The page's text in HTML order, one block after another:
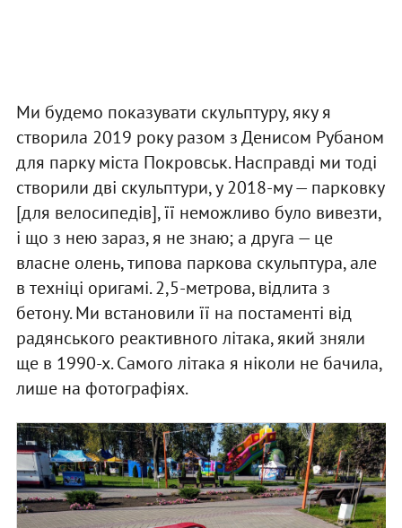
Ми будемо показувати скульптуру, яку я
створила 2019 року разом з Денисом Рубаном
для парку міста Покровськ. Насправді ми тоді
створили дві скульптури, у 2018-му — парковку
[для велосипедів], її неможливо було вивезти,
і що з нею зараз, я не знаю; а друга — це
власне олень, типова паркова скульптура, але
в техніці оригамі. 2,5-метрова, відлита з
бетону. Ми встановили її на постаменті від
радянського реактивного літака, який зняли
ще в 1990-х. Самого літака я ніколи не бачила,
лише на фотографіях.